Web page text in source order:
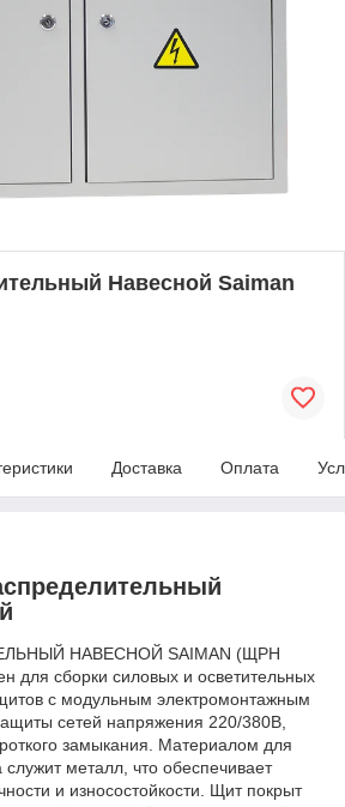
Навесной Saiman
Доставка Оплата
НАВЕСНОЙ SAIMAN (ЩРН
для сборки силовых и осветительных
с модульным электромонтажным
сетей напряжения 220/380В,
замыкания. Материалом для
служит металл, что обеспечивает
и износостойкости. Щит покрыт